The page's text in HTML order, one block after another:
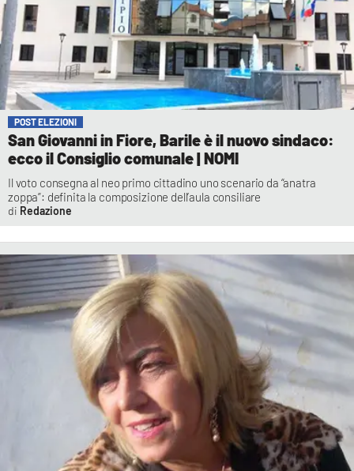
POST ELEZIONI
San Giovanni in Fiore, Barile è il nuovo sindaco:
ecco il Consiglio comunale | NOMI
Il voto consegna al neo primo cittadino uno scenario da “anatra
zoppa”: definita la composizione dell’aula consiliare
Redazione